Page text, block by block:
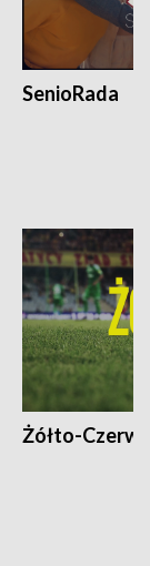
SenioRada
Żółto-